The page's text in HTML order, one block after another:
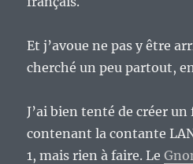
Et j’avoue ne pas y être
cherché un peu partout,
J’ai bien tenté de créer
contenant la contante
1, mais rien à faire. Le